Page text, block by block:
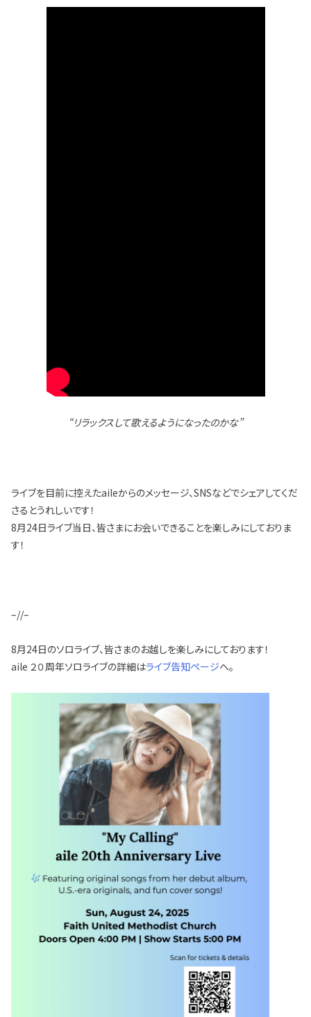
“リラックスして歌えるようになったのかな”
ライブを目前に控えたaileからのメッセージ、SNSなどでシェアしてくだ
さるとうれしいです！
8月24日ライブ当日、皆さまにお会いできることを楽しみにしておりま
す！
–//–
8月24日のソロライブ、皆さまのお越しを楽しみにしております！
aile ２０周年ソロライブの詳細はライブ告知ページへ。